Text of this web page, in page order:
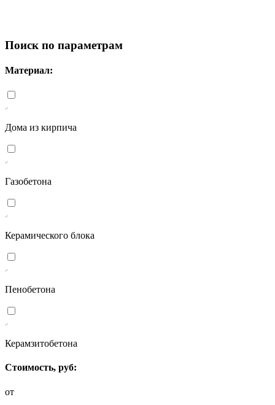
Поиск по параметрам
Материал:
Дома из кирпича
Газобетона
Керамического блока
Пенобетона
Керамзитобетона
Стоимость, руб:
от